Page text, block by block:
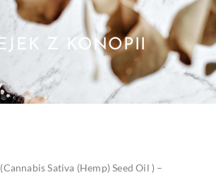
Z KONOPII
Sativa (Hemp) Seed Oil ) –